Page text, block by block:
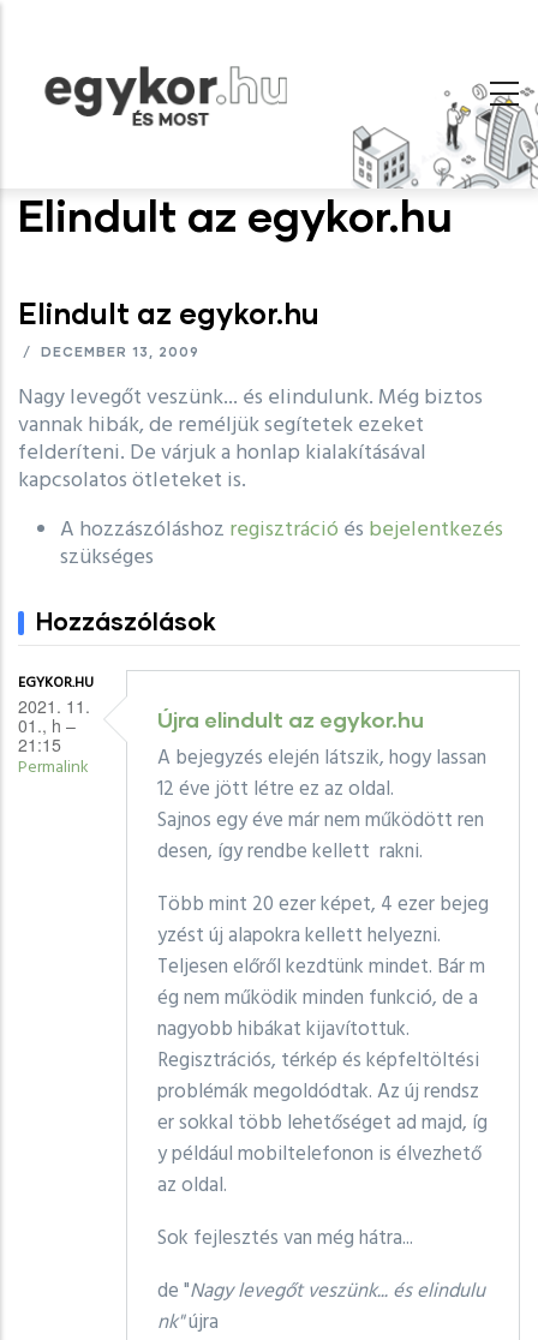
tartalomra
Elindult az egykor.hu
Elindult az egykor.hu
/ DECEMBER 13, 2009
Nagy levegőt veszünk... és elindulunk. Még biztos
vannak hibák, de reméljük segítetek ezeket
felderíteni. De várjuk a honlap kialakításával
kapcsolatos ötleteket is.
A hozzászóláshoz regisztráció és bejelentkezés
szükséges
Hozzászólások
EGYKOR.HU
2021. 11.
01., h –
21:15
Permalink
Újra elindult az egykor.hu
A bejegyzés elején látszik, hogy lassan
12 éve jött létre ez az oldal.
Sajnos egy éve már nem működött ren
desen, így rendbe kellett rakni.
Több mint 20 ezer képet, 4 ezer bejeg
yzést új alapokra kellett helyezni.
Teljesen előről kezdtünk mindet. Bár m
ég nem működik minden funkció, de a
nagyobb hibákat kijavítottuk.
Regisztrációs, térkép és képfeltöltési
problémák megoldódtak. Az új rendsz
er sokkal több lehetőséget ad majd, íg
y például mobiltelefonon is élvezhető
az oldal.
Sok fejlesztés van még hátra...
de "Nagy levegőt veszünk... és elindulu
nk"újra